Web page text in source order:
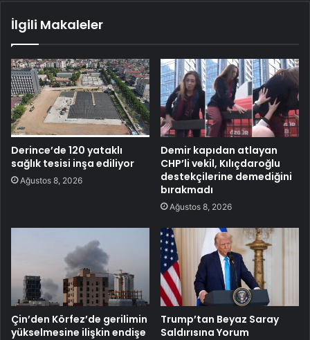
İlgili Makaleler
Derince’de 120 yataklı
sağlık tesisi inşa ediliyor
Ağustos 8, 2026
Demir kapıdan atlayan
CHP’li vekil, Kılıçdaroğlu
destekçilerine demediğini
bırakmadı
Ağustos 8, 2026
Çin’den Körfez’de gerilimin
yükselmesine ilişkin endişe
Trump’tan Beyaz Saray
Saldırısına Yorum